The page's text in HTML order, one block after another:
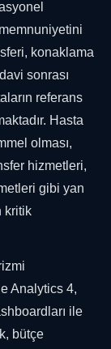
konaklama
sonrası
referans
Hasta
olması,
hizmetleri,
gibi yan
kritik
Analytics 4,
ile
bütçe